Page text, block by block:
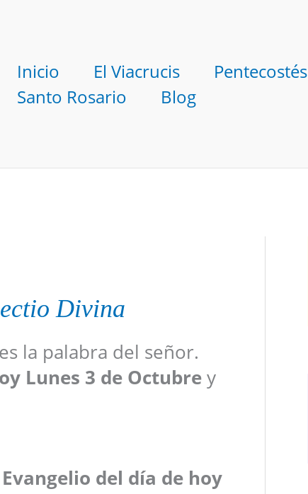
Inicio El Viacrucis
Pentecostés
Santo Rosario
Blog
Divina
la palabra del señor.
Lunes 3 de Octubrey
Evangelio del día de hoy